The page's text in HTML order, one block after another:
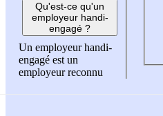
Qu'est-ce qu'un
employeur handi-
engagé ?
Un employeur handi-
engagé est un
employeur reconnu